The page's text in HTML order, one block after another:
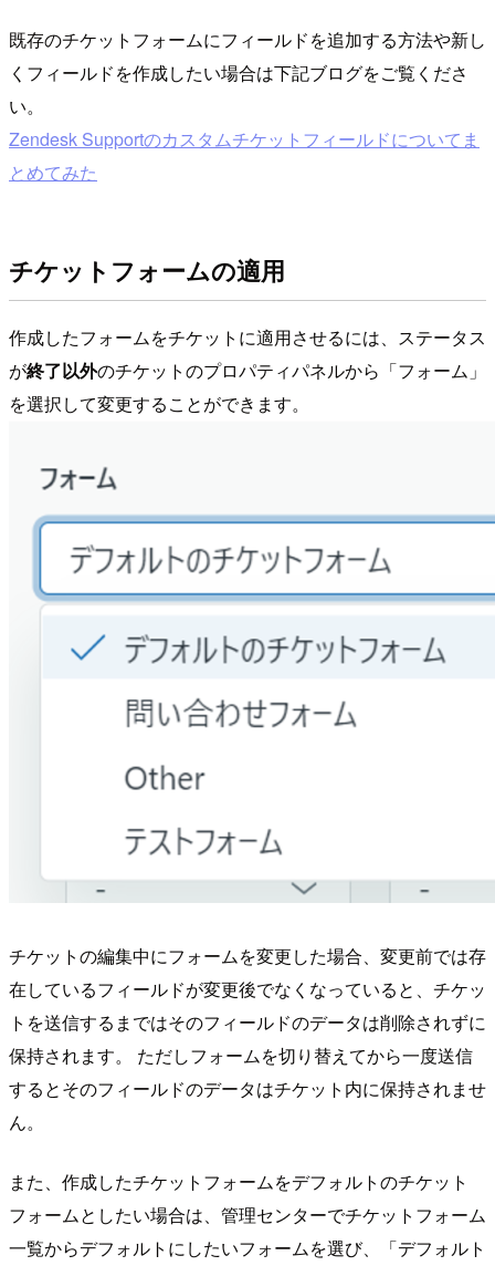
既存のチケットフォームにフィールドを追加する方法や新し
くフィールドを作成したい場合は下記ブログをご覧くださ
い。
Zendesk Supportのカスタムチケットフィールドについてま
とめてみた
チケットフォームの適用
作成したフォームをチケットに適用させるには、ステータス
が終了以外のチケットのプロパティパネルから「フォーム」
を選択して変更することができます。
チケットの編集中にフォームを変更した場合、変更前では存
在しているフィールドが変更後でなくなっていると、チケッ
トを送信するまではそのフィールドのデータは削除されずに
保持されます。 ただしフォームを切り替えてから一度送信
するとそのフィールドのデータはチケット内に保持されませ
ん。
また、作成したチケットフォームをデフォルトのチケット
フォームとしたい場合は、管理センターでチケットフォーム
一覧からデフォルトにしたいフォームを選び、「デフォルト